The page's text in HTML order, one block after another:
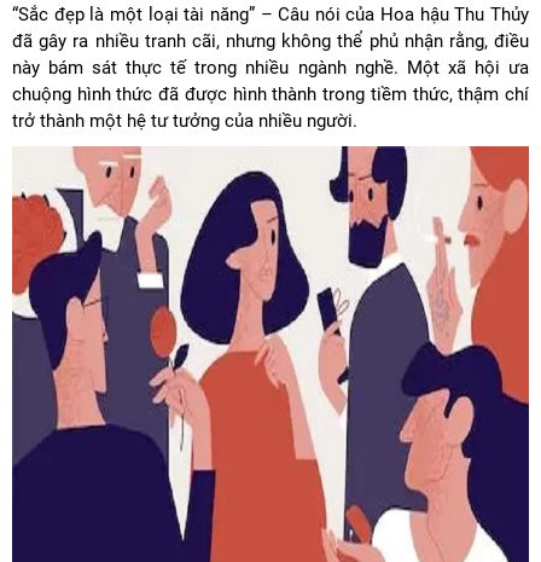
“Sắc đẹp là một loại tài năng” – Câu nói của Hoa hậu Thu Thủy
đã gây ra nhiều tranh cãi, nhưng không thể phủ nhận rằng, điều
này bám sát thực tế trong nhiều ngành nghề. Một xã hội ưa
chuộng hình thức đã được hình thành trong tiềm thức, thậm chí
trở thành một hệ tư tưởng của nhiều người.